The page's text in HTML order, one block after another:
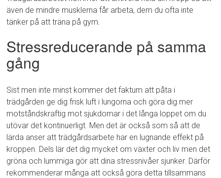
även de mindre musklerna får arbeta, dem du ofta inte
tänker på att träna på gym.
Stressreducerande på samma
gång
Sist men inte minst kommer det faktum att påta i
trädgården ge dig frisk luft i lungorna och göra dig mer
motståndskraftig mot sjukdomar i det långa loppet om du
utövar det kontinuerligt. Men det är också som så att de
lärda anser att trädgårdsarbete har en lugnande effekt på
kroppen. Dels lär det dig mycket om växter och liv men det
gröna och lummiga gör att dina stressnivåer sjunker. Därför
rekommenderar många att också göra detta tillsammans